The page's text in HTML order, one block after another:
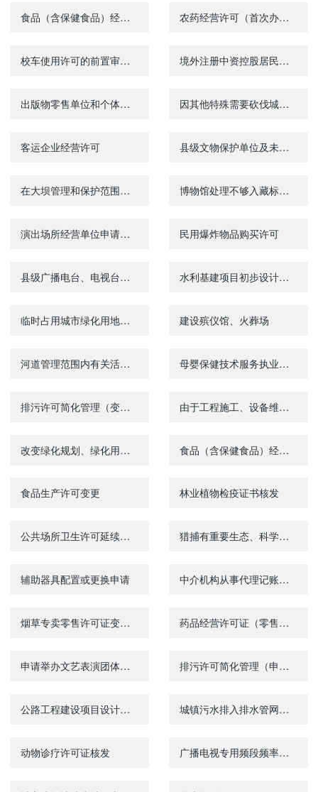
食品（含保健食品）经营许可首次申请 农药经营许可（首次办理）
校车使用许可的前置审查（区域内） 境外注册中资控股居民企业身份认定申请
出版物零售单位和个体工商户变更审批 因其他特殊需要砍伐城市树木审批
客运企业经营许可 县级文物保护单位及未核定为文物保护单位的不可移动文物修缮审批
在大坝管理和保护范围内修建码头、渔塘许可 博物馆处理不够入藏标准、无保存价值的文物或标本审批
演出场所经营单位申请从事演出场所经营活动的审批 民用爆炸物品购买许可
县级广播电台、电视台变更节目设置范围或节目套数（开办综合广播、综合频道）审批 水利基建项目初步设计文件审批
临时占用城市绿化用地审批 建设殡仪馆、火葬场
河道管理范围内有关活动（不含河道采砂）审批 母婴保健技术服务执业许可（含产前筛查）校验
排污许可简化管理（变更） 由于工程施工、设备维修等原因确需停止供水的审批
改变绿化规划、绿化用地的使用性质审批 食品（含保健食品）经营许可注销
食品生产许可变更 林业植物检疫证书核发
公共场所卫生许可延续（除饭馆、咖啡馆、酒吧、茶座等） 猎捕有重要生态、科学、社会价值的水生野生动物审批
辅助器具配置或更换申请 中介机构从事代理记账业务审批
烟草专卖零售许可证变更办理 药品经营许可证（零售）筹建
申请举办文艺表演团体、个人参加的营业性演出审批 排污许可简化管理（申请、重新申请）
公路工程建设项目设计（变更）审批 城镇污水排入排水管网许可变更
动物诊疗许可证核发 广播电视专用频段频率使用许可证（乙类）核发